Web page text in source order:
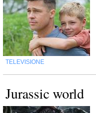
TELEVISIONE
Jurassic world